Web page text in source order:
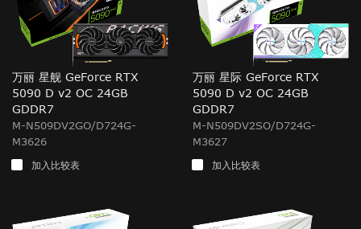
万丽 星舰 GeForce RTX
5090 D v2 OC 24GB
GDDR7
M-N509DV2GO/D724G-
M3626
加入比较表
万丽 星际 GeForce RTX
5090 D v2 OC 24GB
GDDR7
M-N509DV2SO/D724G-
M3627
加入比较表